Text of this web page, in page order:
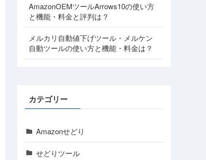
AmazonOEMツールArrows10の使い方
と機能・料金と評判は？
メルカリ自動値下げツール・メルケン
自動ツールの使い方と機能・料金は？
カテゴリー
Amazonせどり
せどりツール